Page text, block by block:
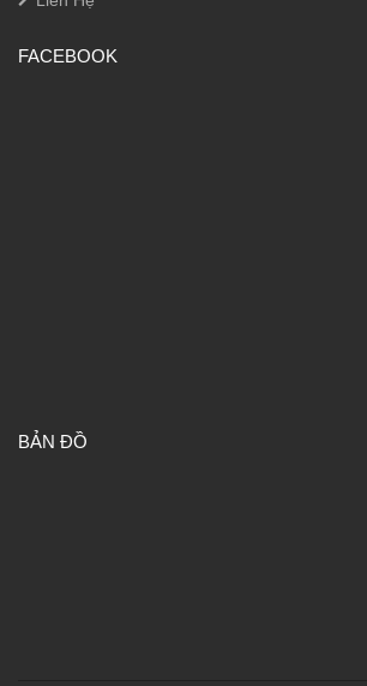
FACEBOOK
BẢN ĐỒ